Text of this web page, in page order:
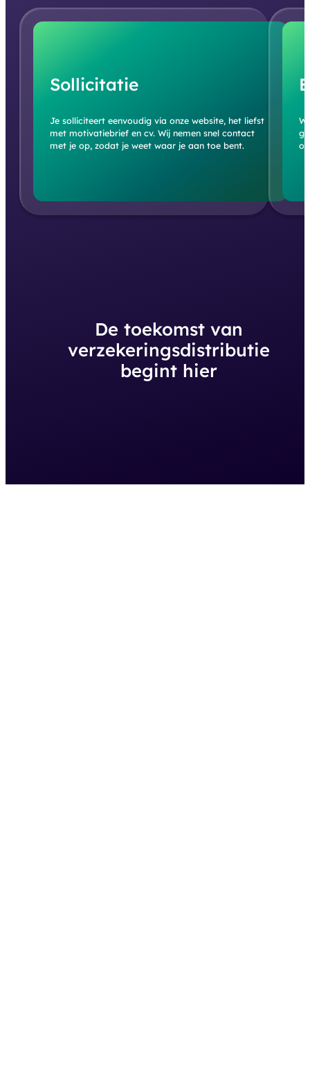
Sollicitatie
Je solliciteert eenvoudig via onze website, het liefst
met motivatiebrief en cv. Wij nemen snel contact
met je op, zodat je weet waar je aan toe bent.
of
De toekomst van
verzekeringsdistributie
begint hier